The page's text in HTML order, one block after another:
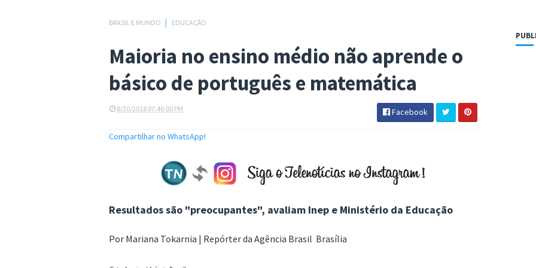
BRASIL E MUNDO EDUCAÇÃO
Maioria no ensino médio não aprende o
básico de português e matemática
8/30/2018 07:46:00 PM Facebook
Compartilhar no WhatsApp!
Resultados são "preocupantes", avaliam Inep e Ministério da Educação
Por Mariana Tokarnia | Repórter da Agência Brasil Brasília